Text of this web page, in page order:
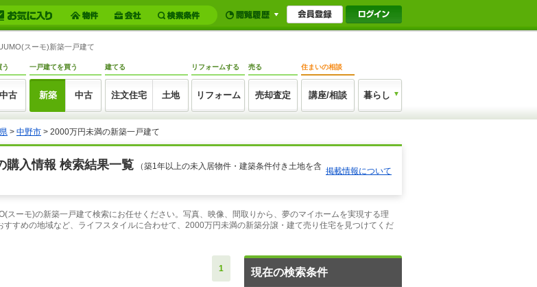
スーモ)新築一戸建て
中古
一戸建てを買う
新築 中古
建てる
注文住宅 土地
リフォームする
リフォーム
売る
売却査定
住まいの相談
講座/相談 暮らし
> 中野市 > 2000万円未満の新築一戸建て
購入情報 検索結果一覧
（築1年以上の未入居物件・建築条件付き土地を含 掲載情報について
ーモ)の新築一戸建て検索にお任せください。写真、映像、間取りから、夢のマイホームを実現する理
すめの地域など、ライフスタイルに合わせて、2000万円未満の新築分譲・建て売り住宅を見つけてくだ
1 現在の検索条件